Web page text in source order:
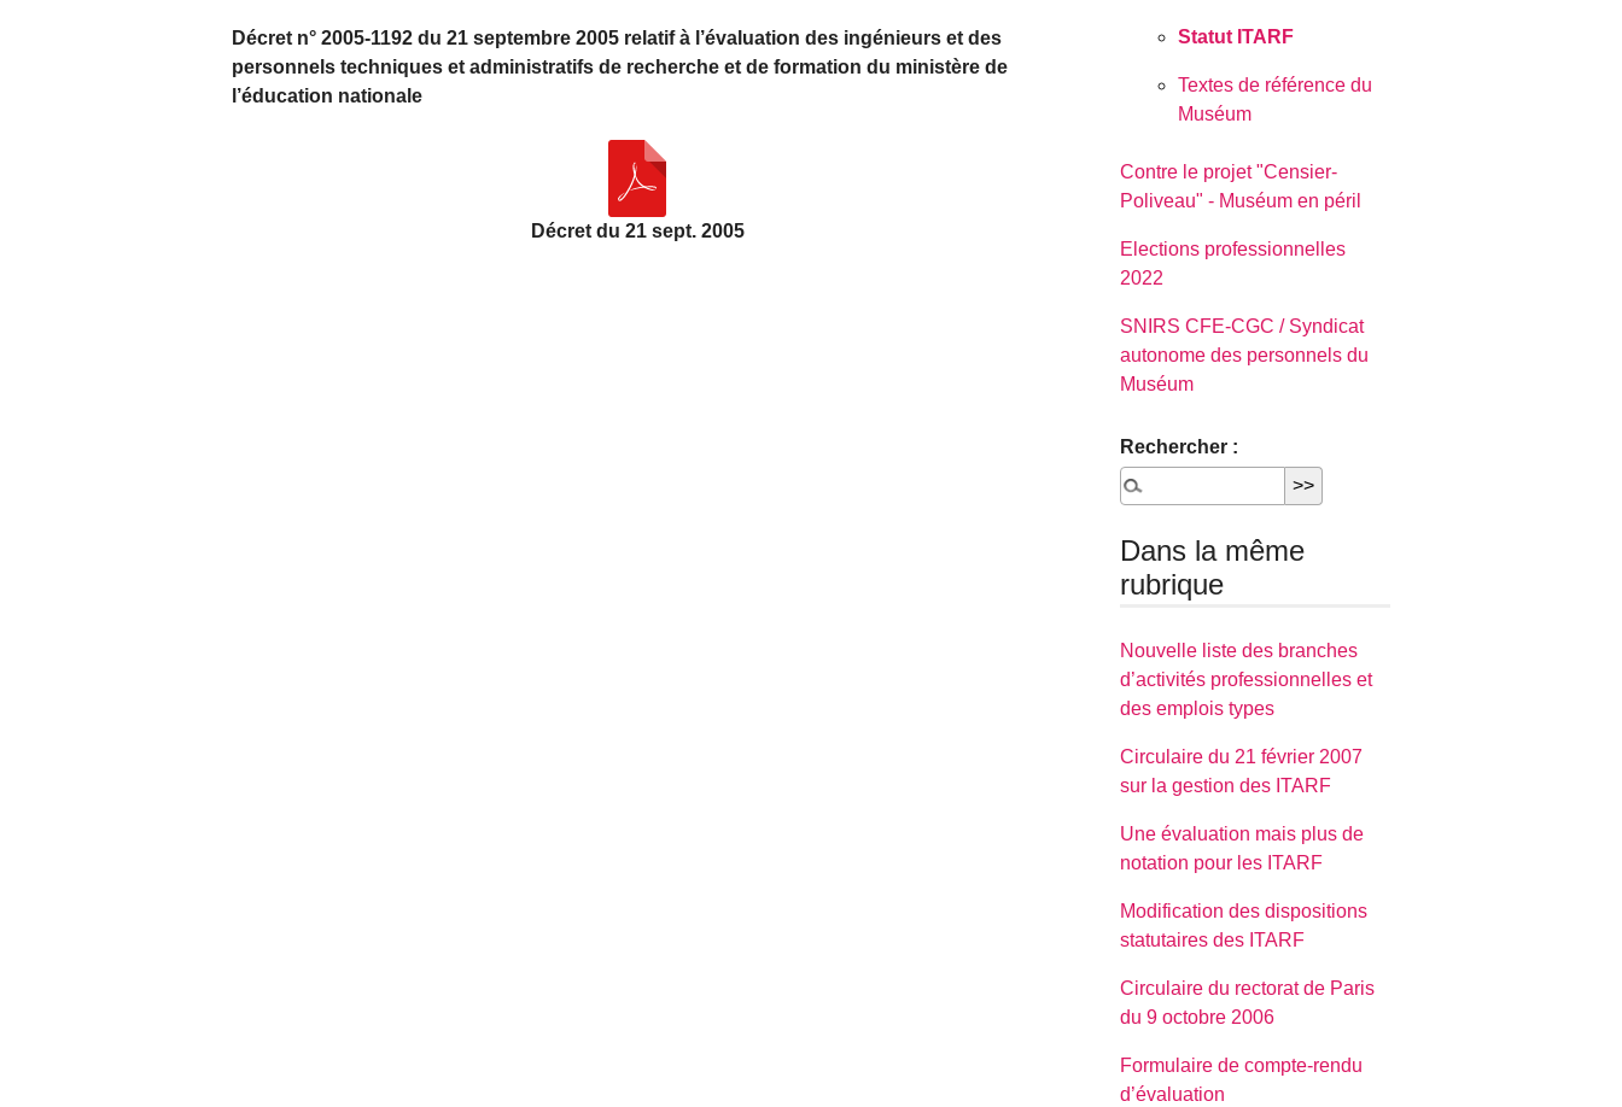
Décret n° 2005-1192 du 21 septembre 2005 relatif à l’évaluation des ingénieurs et des
personnels techniques et administratifs de recherche et de formation du ministère de
l’éducation nationale
Décret du 21 sept. 2005
Statut ITARF
Textes de référence du
Muséum
Contre le projet "Censier-
Poliveau" - Muséum en péril
Elections professionnelles
2022
SNIRS CFE-CGC / Syndicat
autonome des personnels du
Muséum
Rechercher :
Dans la même
rubrique
Nouvelle liste des branches
d’activités professionnelles et
des emplois types
Circulaire du 21 février 2007
sur la gestion des ITARF
Une évaluation mais plus de
notation pour les ITARF
Modification des dispositions
statutaires des ITARF
Circulaire du rectorat de Paris
du 9 octobre 2006
Formulaire de compte-rendu
d’évaluation